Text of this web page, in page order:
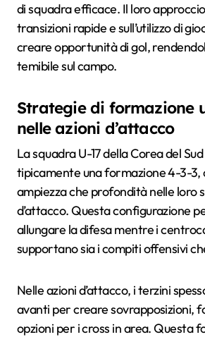
di squadra efficace. Il loro
transizioni rapide e sull’utilizzo di
creare opportunità di gol,
temibile sul campo.
Strategie di formazione
nelle azioni d’attacco
La squadra U-17 della Corea del
tipicamente una formazione 4-3-3,
ampiezza che profondità nelle loro
d’attacco. Questa configurazione
allungare la difesa mentre i
supportano sia i compiti offensivi
Nelle azioni d’attacco, i terzini
avanti per creare sovrapposizioni,
opzioni per i cross in area. Questa